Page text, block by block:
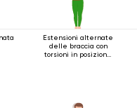
Estensioni alternate
delle braccia con
torsioni in posizione